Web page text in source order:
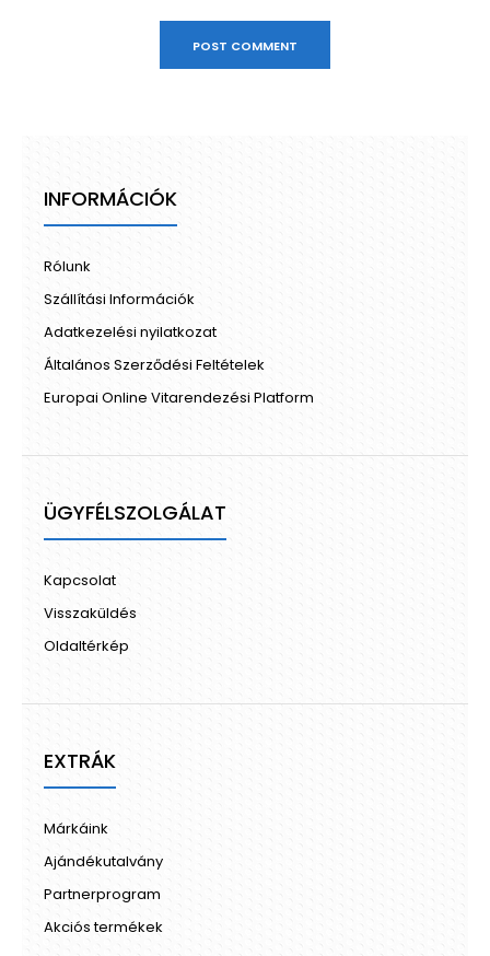
POST COMMENT
INFORMÁCIÓK
Rólunk
Szállítási Információk
Adatkezelési nyilatkozat
Általános Szerződési Feltételek
Europai Online Vitarendezési Platform
ÜGYFÉLSZOLGÁLAT
Kapcsolat
Visszaküldés
Oldaltérkép
EXTRÁK
Márkáink
Ajándékutalvány
Partnerprogram
Akciós termékek